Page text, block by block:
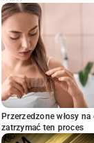
Przerzedzone włosy
zatrzymać ten proces